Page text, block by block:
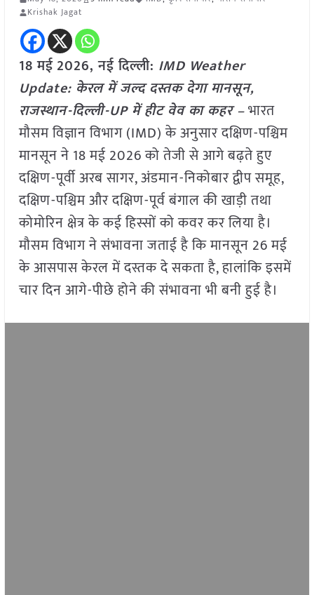
Krishak Jagat
18 मई2026, नई दिल्ली: IMD Weather
Update: केरल में जल्द दस्तक देगा मानसून,
राजस्थान-दिल्ली-UP में हीट वेव का कहर –भारत
मौसम विज्ञान विभाग (IMD) के अनुसार दक्षिण-पश्चिम
मानसून ने 18 मई 2026 को तेजी से आगे बढ़ते हुए
दक्षिण-पूर्वी अरब सागर, अंडमान-निकोबार द्वीप समूह,
दक्षिण-पश्चिम और दक्षिण-पूर्व बंगाल की खाड़ी तथा
कोमोरिन क्षेत्र के कई हिस्सों को कवर कर लिया है।
मौसम विभाग ने संभावना जताई है कि मानसून 26 मई
के आसपास केरल में दस्तक दे सकता है, हालांकि इसमें
चार दिन आगे-पीछे होने की संभावना भी बनी हुई है।